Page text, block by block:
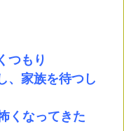
つもり
、家族を待つし
くなってきた